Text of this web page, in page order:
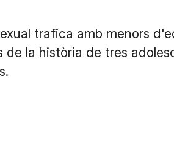
trafica amb menors
de la història de tres